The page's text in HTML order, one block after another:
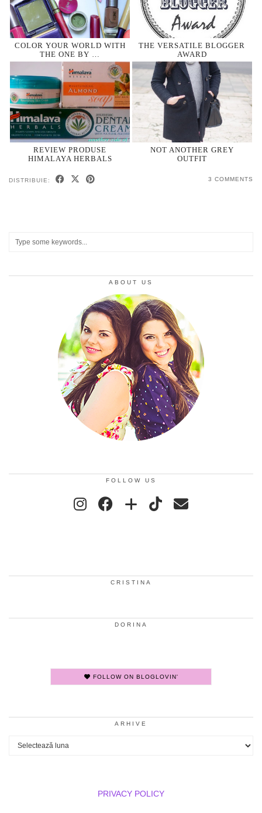
COLOR YOUR WORLD WITH
THE ONE BY …
THE VERSATILE BLOGGER
AWARD
REVIEW PRODUSE
HIMALAYA HERBALS
NOT ANOTHER GREY
OUTFIT
DISTRIBUIE: 3 COMMENTS
ABOUT US
FOLLOW US
CRISTINA
DORINA
FOLLOW ON BLOGLOVIN'
ARHIVE
Arhive
PRIVACY POLICY